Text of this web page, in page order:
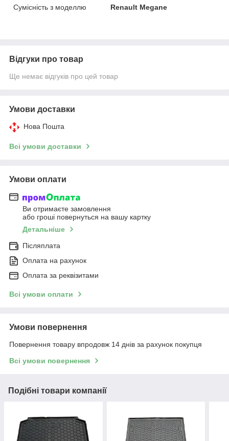
Сумісність з моделлю
Renault Megane
Відгуки про товар
Ще немає відгуків про цей товар
Умови доставки
Нова Пошта
Всі умови доставки
Умови оплати
Ви отримаєте замовлення
або гроші повернуться на вашу картку
Детальніше
Післяплата
Оплата на рахунок
Оплата за реквізитами
Всі умови оплати
Умови повернення
Повернення товару впродовж 14 днів за рахунок покупця
Всі умови повернення
Подібні товари компанії